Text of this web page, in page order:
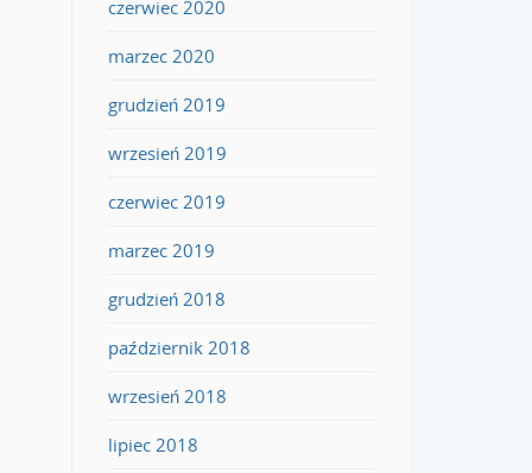
czerwiec 2020
marzec 2020
grudzień 2019
wrzesień 2019
czerwiec 2019
marzec 2019
grudzień 2018
październik 2018
wrzesień 2018
lipiec 2018